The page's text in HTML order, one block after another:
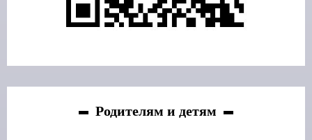
Родителям и детям